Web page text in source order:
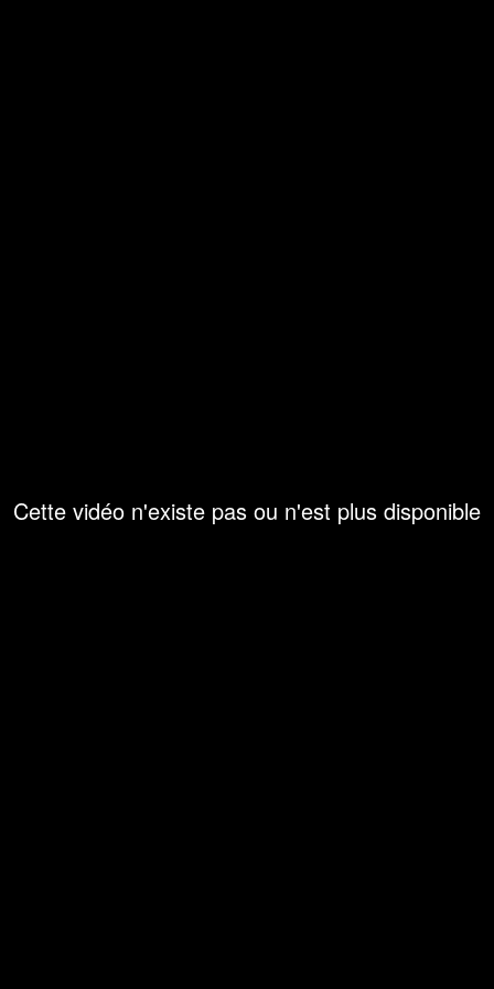
Cette vidéo n'existe pas ou n'est plus disponible